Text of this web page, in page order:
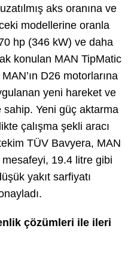
aks oranına ve
modellerine oranla
hp (346 kW) ve daha
konulan MAN TipMatic
D26 motorlarına
yeni hareket ve
Yeni güç aktarma
çalışma şekli aracı
TÜV Bavyera, MAN
mesafeyi, 19.4 litre gibi
yakıt sarfiyatı
çözümleri ile ileri